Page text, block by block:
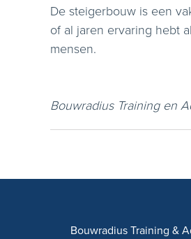
De steigerbouw is een
of al jaren ervaring hebt
mensen.
Bouwradius Training en
Bouwradius Training &